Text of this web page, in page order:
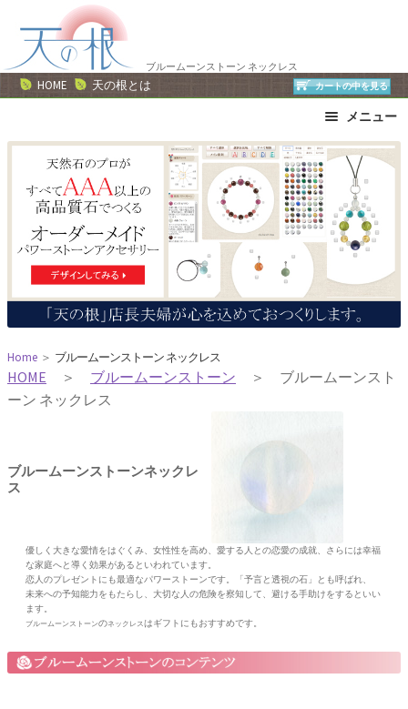
ー
シ
ン
ン
ツ
ス
ブルームーンストーン ネックレス
HOME 天の根とは カートの中を見る
メニュー
ブレスレット
ストラップ
ネックレス
ピアス・イヤリング
リング
運勢で選ぶ
誕生石で選ぶ
色で選ぶ
干支石で選ぶ
星座石で選ぶ
石の名前で選ぶ
パワーストーン一覧
Home ＞ ブルームーンストーン ネックレス
HOME ＞ ブルームーンストーン ＞ ブルームーンスト
ーン ネックレス
ブルームーンストーンネックレ
ス
優しく大きな愛情をはぐくみ、女性性を高め、愛する人との恋愛の成就、さらには幸福
な家庭へと導く効果があるといわれています。
恋人のプレゼントにも最適なパワーストーンです。「予言と透視の石」とも呼ばれ、
未来への予知能力をもたらし、大切な人の危険を察知して、避ける手助けをするといい
ます。
ブルームーンストーンのネックレスはギフトにもおすすめです。